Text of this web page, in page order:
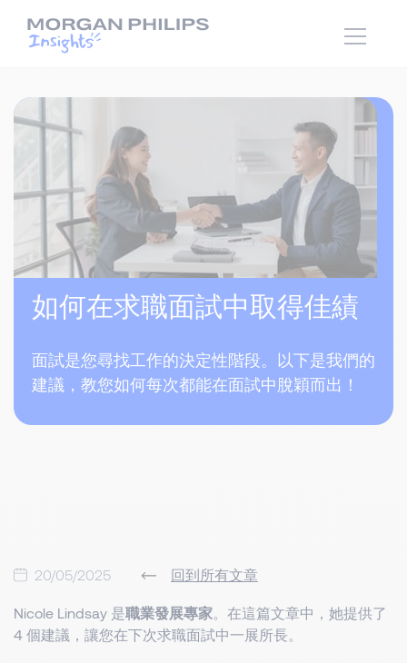
如何在求職面試中取得佳績
面試是您尋找工作的決定性階段。以下是我們的
建議，教您如何每次都能在面試中脫穎而出！
20/05/2025 回到所有文章
Nicole Lindsay 是職業發展專家。在這篇文章中，她提供了
4 個建議，讓您在下次求職面試中一展所長。